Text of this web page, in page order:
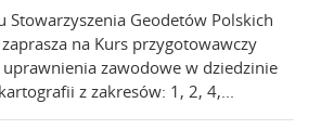
Stowarzyszenia Geodetów Polskich
na Kurs przygotowawczy
zawodowe w dziedzinie
z zakresów: 1, 2, 4,...